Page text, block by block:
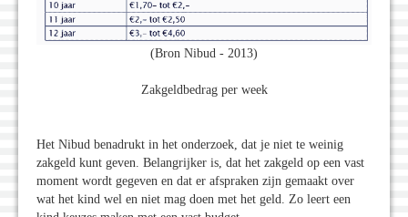
(Bron Nibud - 2013)
Zakgeldbedrag per week
Het Nibud benadrukt in het onderzoek, dat je niet te weinig
zakgeld kunt geven. Belangrijker is, dat het zakgeld op een vast
moment wordt gegeven en dat er afspraken zijn gemaakt over
wat het kind wel en niet mag doen met het geld. Zo leert een